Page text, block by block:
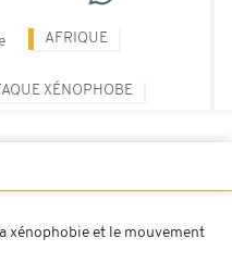
AFRIQUE
XÉNOPHOBE
xénophobie et le mouvement